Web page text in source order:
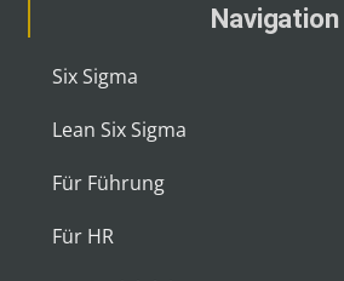
Navigation
Six Sigma
Lean Six Sigma
Für Führung
Für HR